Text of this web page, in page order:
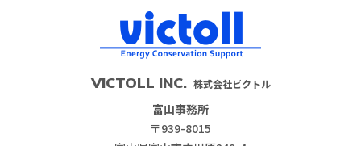
VICTOLL INC. 株式会社ビクトル
富山事務所
〒939-8015